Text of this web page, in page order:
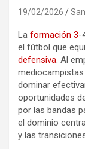
19/02/2026
La formación 3-
el fútbol que
defensiva. Al
dominar
oportunidades
por las bandas
el dominio
y las